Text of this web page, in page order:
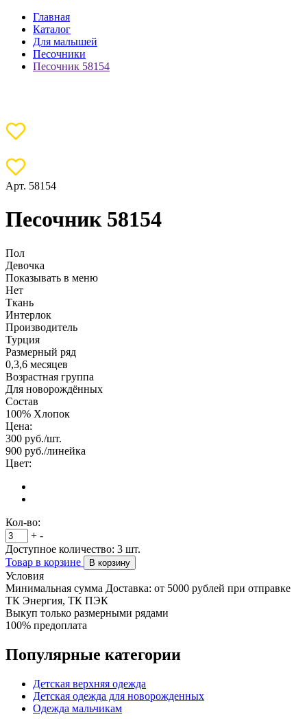
Главная
Каталог
Для малышей
Песочники
Песочник 58154
Арт. 58154
Песочник 58154
Пол
Девочка
Показывать в меню
Нет
Ткань
Интерлок
Производитель
Турция
Размерный ряд
0,3,6 месяцев
Возрастная группа
Для новорождённых
Состав
100% Хлопок
Цена:
300 руб./шт.
900 руб./линейка
Цвет:
Кол-во:
+ -
Доступное количество: 3 шт.
Товар в корзине
В корзину
Условия
Минимальная сумма Доставка: от 5000 рублей при отправке
ТК Энергия, ТК ПЭК
Выкуп только размерными рядами
100% предоплата
Популярные категории
Детская верхняя одежда
Детская одежда для новорожденных
Одежда мальчикам